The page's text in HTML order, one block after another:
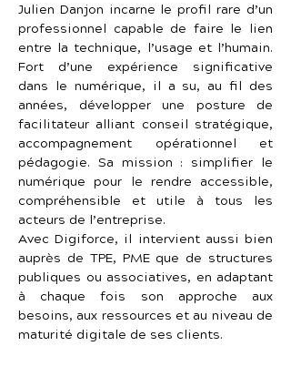
Julien Danjon incarne le profil rare d’un
professionnel capable de faire le lien
entre la technique, l’usage et l’humain.
Fort d’une expérience significative
dans le numérique, il a su, au fil des
années, développer une posture de
facilitateur alliant conseil stratégique,
accompagnement opérationnel et
pédagogie. Sa mission : simplifier le
numérique pour le rendre accessible,
compréhensible et utile à tous les
acteurs de l’entreprise.
Avec Digiforce, il intervient aussi bien
auprès de TPE, PME que de structures
publiques ou associatives, en adaptant
à chaque fois son approche aux
besoins, aux ressources et au niveau de
maturité digitale de ses clients.